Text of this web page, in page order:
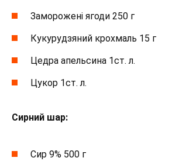
Заморожені ягоди 250 г
Кукурудзяний крохмаль 15 г
Цедра апельсина 1ст. л.
Цукор 1ст. л.
Сирний шар:
Сир 9% 500 г